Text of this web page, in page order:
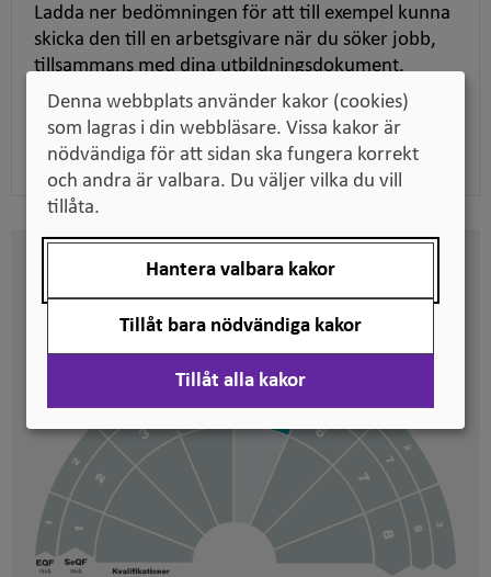
Ladda ner bedömningen för att till exempel kunna
skicka den till en arbetsgivare när du söker jobb,
tillsammans med dina utbildningsdokument.
Ladda ner pdf
Här kan du se på vilken nivå
svenska kvalifikationer är
placerade
Denna webbplats använder kakor (cookies)
som lagras i din webbläsare. Vissa kakor är
nödvändiga för att sidan ska fungera korrekt
och andra är valbara. Du väljer vilka du vill
tillåta.
Hantera valbara kakor
Tillåt bara nödvändiga kakor
Tillåt alla kakor